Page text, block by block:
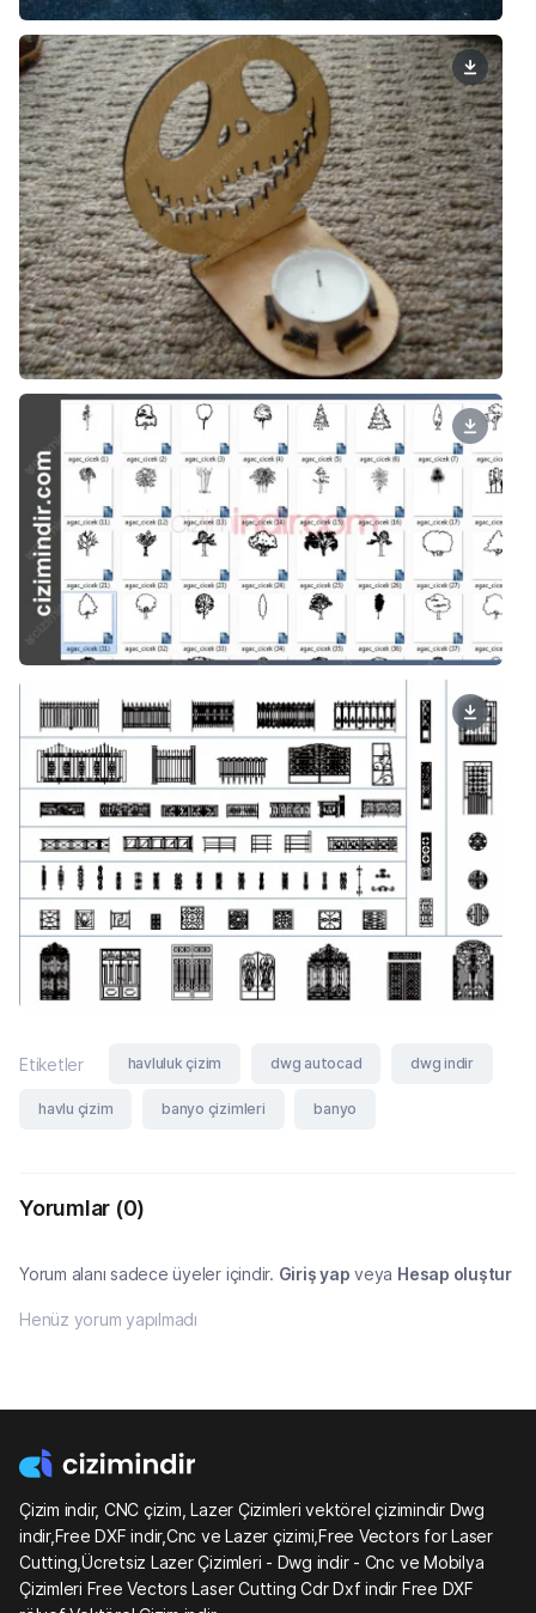
Etiketler havluluk çizim dwg autocad dwg indir
havlu çizim banyo çizimleri banyo
Yorumlar (0)
Yorum alanı sadece üyeler içindir. Giriş yap veya Hesap oluştur
Henüz yorum yapılmadı
Çizim indir, CNC çizim, Lazer Çizimleri vektörel çizimindir Dwg
indir,Free DXF indir,Cnc ve Lazer çizimi,Free Vectors for Laser
Cutting,Ücretsiz Lazer Çizimleri - Dwg indir - Cnc ve Mobilya
Çizimleri Free Vectors Laser Cutting Cdr Dxf indir Free DXF